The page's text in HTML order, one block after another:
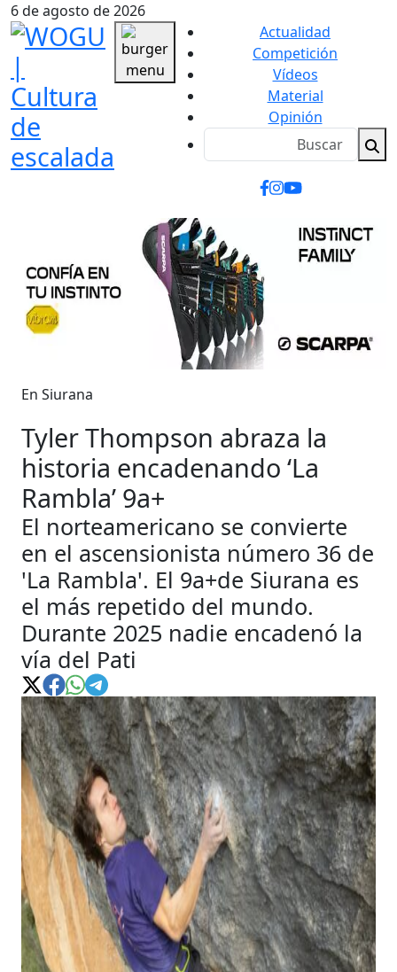
6 de agosto de 2026
Actualidad
Competición
Vídeos
Material
Opinión
En Siurana
Tyler Thompson abraza la
historia encadenando ‘La
Rambla’ 9a+
El norteamericano se convierte
en el ascensionista número 36 de
'La Rambla'. El 9a+de Siurana es
el más repetido del mundo.
Durante 2025 nadie encadenó la
vía del Pati